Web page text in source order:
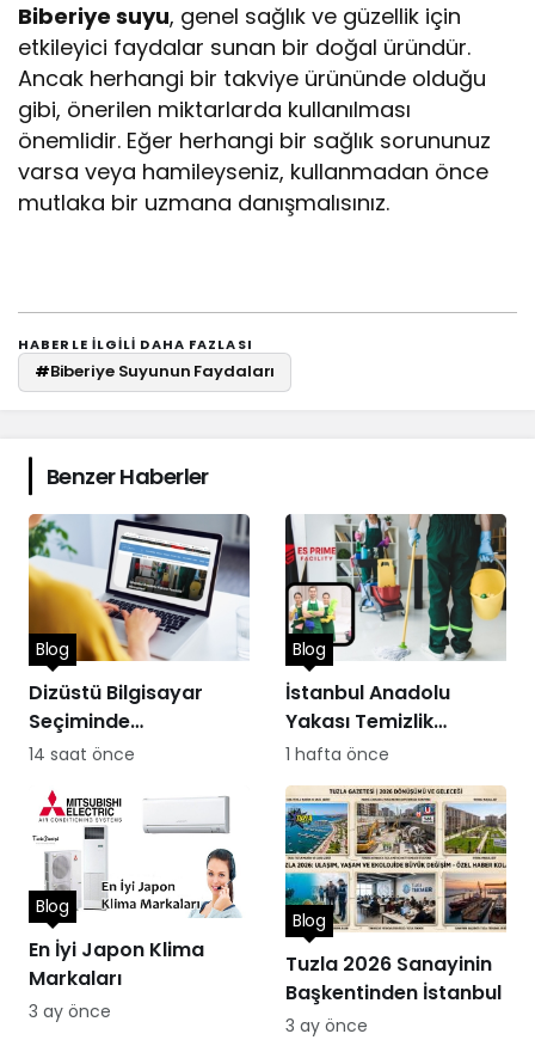
Biberiye suyu, genel sağlık ve güzellik için
etkileyici faydalar sunan bir doğal üründür.
Ancak herhangi bir takviye ürününde olduğu
gibi, önerilen miktarlarda kullanılması
önemlidir. Eğer herhangi bir sağlık sorununuz
varsa veya hamileyseniz, kullanmadan önce
mutlaka bir uzmana danışmalısınız.
HABERLE ILGILI DAHA FAZLASI
#Biberiye Suyunun Faydaları
Benzer Haberler
Dizüstü Bilgisayar
Seçiminde
Performans
Blog
14 saat önce
İstanbul Anadolu
Yakası Temizlik
Hizmetleri
Blog
1 hafta önce
En İyi Japon Klima
Markaları
Blog
3 ay önce
Tuzla 2026 Sanayinin
Başkentinden İstanbul
Blog
3 ay önce